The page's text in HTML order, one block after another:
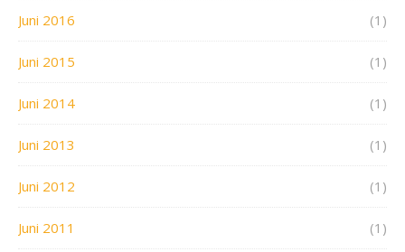
Juni 2016 (1)
Juni 2015 (1)
Juni 2014 (1)
Juni 2013 (1)
Juni 2012 (1)
Juni 2011 (1)